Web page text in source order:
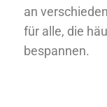
an
für alle, die
bespannen.